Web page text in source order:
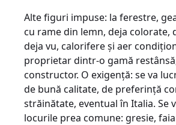
Alte figuri impuse: la ferestre,
cu rame din lemn, deja colorate,
deja vu, calorifere şi aer
proprietar dintr-o gamă
constructor. O exigenţă: se va
de bună calitate, de preferinţă
străinătate, eventual în Italia. Se
locurile prea comune: gresie,